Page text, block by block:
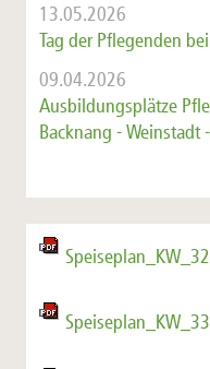
13.05.2026
Tag der Pflegenden
09.04.2026
Ausbildungsplätze
Backnang - Weinstadt